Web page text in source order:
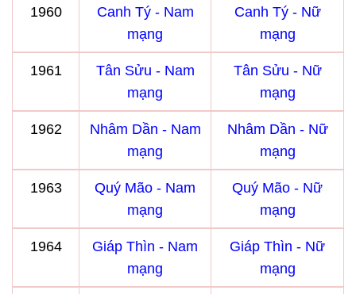
1960
Canh Tý - Nam
mạng
Canh Tý - Nữ
mạng
1961
Tân Sửu - Nam
mạng
Tân Sửu - Nữ
mạng
1962
Nhâm Dần - Nam
mạng
Nhâm Dần - Nữ
mạng
1963
Quý Mão - Nam
mạng
Quý Mão - Nữ
mạng
1964
Giáp Thìn - Nam
mạng
Giáp Thìn - Nữ
mạng